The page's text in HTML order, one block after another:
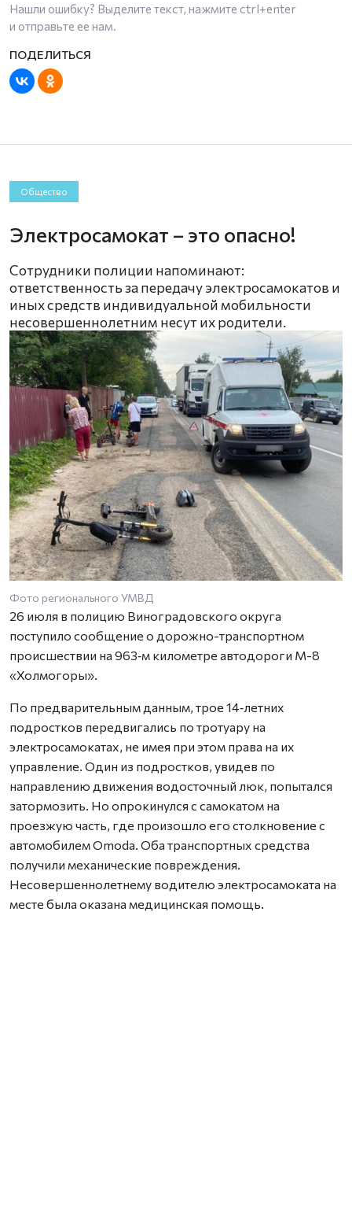
Нашли ошибку? Выделите текст, нажмите ctrl+enter
и отправьте ее нам.
Общество
Электросамокат – это опасно!
Сотрудники полиции напоминают:
ответственность за передачу электросамокатов и
иных средств индивидуальной мобильности
несовершеннолетним несут их родители.
Фото регионального УМВД
26 июля в полицию Виноградовского округа
поступило сообщение о дорожно-транспортном
происшествии на 963‑м километре автодороги М-8
«Холмогоры».
По предварительным данным, трое 14‑летних
подростков передвигались по тротуару на
электросамокатах, не имея при этом права на их
управление. Один из подростков, увидев по
направлению движения водосточный люк, попытался
затормозить. Но опрокинулся с самокатом на
проезжую часть, где произошло его столкновение с
автомобилем Omoda. Оба транспортных средства
получили механические повреждения.
Несовершеннолетнему водителю электросамоката на
месте была оказана медицинская помощь.